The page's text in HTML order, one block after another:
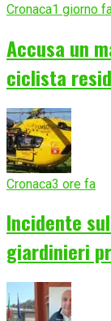
Cronaca1 giorno
Accusa un
ciclista
Cronaca3 ore fa
Incidente
giardinieri